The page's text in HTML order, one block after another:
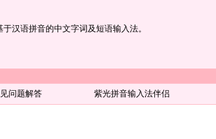
汉语拼音的中文字词及短语输入法。
问题解答 紫光拼音输入法伴侣